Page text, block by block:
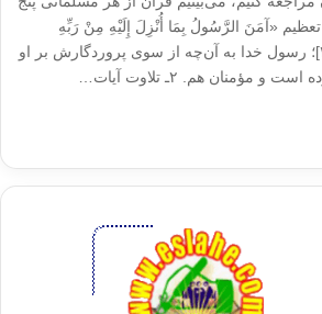
۱ـ ایمان و تعظیم «آمَنَ الرَّسُولُ بِمَا أُنْزِلَ إِلَیْهِ مِنْ رَبِّهِ
وَالْمُؤْمِنُونَ» [البقرة: ۲۸۵]؛ رسول خدا به آن‌چه از سوی پروردگارش بر او
مؤمنان هم. ۲ـ تلاوت آیات…